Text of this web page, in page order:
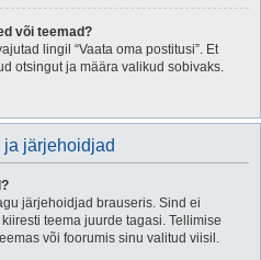
või teemad?
lingil “Vaata oma postitusi”. Et
otsingut ja määra valikud sobivaks.
ja järjehoidjad
järjehoidjad brauseris. Sind ei
teema juurde tagasi. Tellimise
või foorumis sinu valitud viisil.